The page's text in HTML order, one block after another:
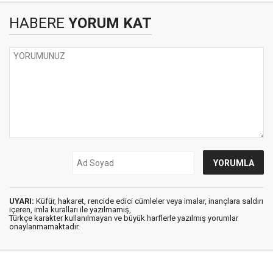
HABERE YORUM KAT
UYARI: Küfür, hakaret, rencide edici cümleler veya imalar, inançlara saldırı
içeren, imla kuralları ile yazılmamış,
Türkçe karakter kullanılmayan ve büyük harflerle yazılmış yorumlar
onaylanmamaktadır.